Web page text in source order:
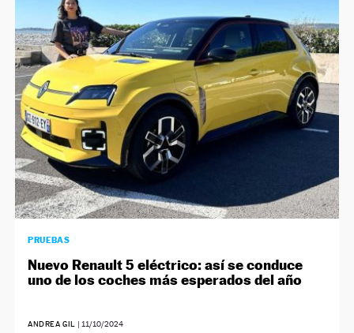
PRUEBAS
Nuevo Renault 5 eléctrico: así se conduce
uno de los coches más esperados del año
ANDREA GIL | 11/10/2024